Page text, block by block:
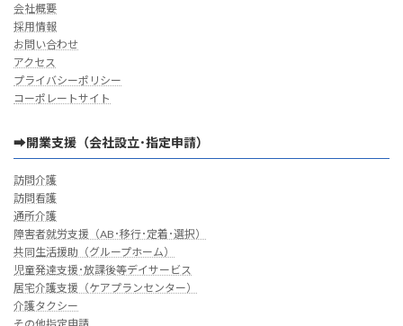
会社概要
採用情報
お問い合わせ
アクセス
プライバシーポリシー
コーポレートサイト
➡開業支援（会社設立･指定申請）
訪問介護
訪問看護
通所介護
障害者就労支援（AB･移行･定着･選択）
共同生活援助（グループホーム）
児童発達支援･放課後等デイサービス
居宅介護支援（ケアプランセンター）
介護タクシー